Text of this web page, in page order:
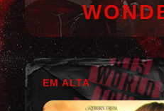
EM ALTA